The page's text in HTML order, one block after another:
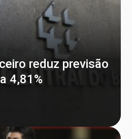
reduz previsão
4,81%